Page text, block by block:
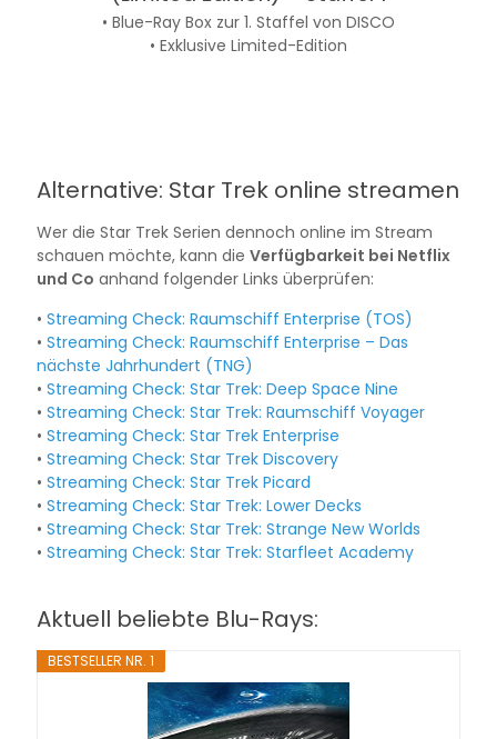
• Blue-Ray Box zur 1. Staffel von DISCO
• Exklusive Limited-Edition
Alternative: Star Trek online streamen
Wer die Star Trek Serien dennoch online im Stream
schauen möchte, kann die Verfügbarkeit bei Netflix
und Co anhand folgender Links überprüfen:
• Streaming Check: Raumschiff Enterprise (TOS)
• Streaming Check: Raumschiff Enterprise – Das
nächste Jahrhundert (TNG)
• Streaming Check: Star Trek: Deep Space Nine
• Streaming Check: Star Trek: Raumschiff Voyager
• Streaming Check: Star Trek Enterprise
• Streaming Check: Star Trek Discovery
• Streaming Check: Star Trek Picard
• Streaming Check: Star Trek: Lower Decks
• Streaming Check: Star Trek: Strange New Worlds
• Streaming Check: Star Trek: Starfleet Academy
Aktuell beliebte Blu-Rays:
BESTSELLER NR. 1